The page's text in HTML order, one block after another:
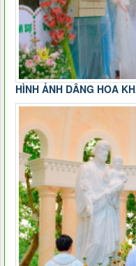
HÌNH ẢNH DÂNG HOA